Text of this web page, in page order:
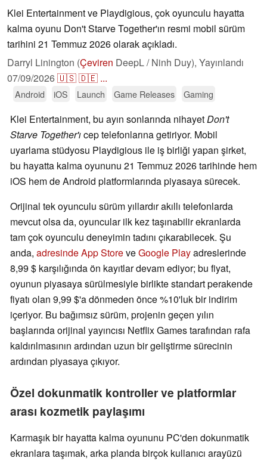
Klei Entertainment ve Playdigious, çok oyunculu hayatta
kalma oyunu Don't Starve Together'ın resmi mobil sürüm
tarihini 21 Temmuz 2026 olarak açıkladı.
Darryl Linington (Çeviren DeepL / Ninh Duy), Yayınlandı
07/09/2026🇺🇸🇩🇪 ...
Android iOS Launch Game Releases Gaming
Klei Entertainment, bu ayın sonlarında nihayetDon't
Starve Together'ıcep telefonlarına getiriyor. Mobil
uyarlama stüdyosu Playdigious ile iş birliği yapan şirket,
bu hayatta kalma oyununu 21 Temmuz 2026 tarihinde hem
iOS hem de Android platformlarında piyasaya sürecek.
Orijinal tek oyunculu sürüm yıllardır akıllı telefonlarda
mevcut olsa da, oyuncular ilk kez taşınabilir ekranlarda
tam çok oyunculu deneyimin tadını çıkarabilecek. Şu
anda, adresinde App StoreveGoogle Playadreslerinde
8,99 $ karşılığında ön kayıtlar devam ediyor; bu fiyat,
oyunun piyasaya sürülmesiyle birlikte standart perakende
fiyatı olan 9,99 $'a dönmeden önce %10'luk bir indirim
içeriyor. Bu bağımsız sürüm, projenin geçen yılın
başlarında orijinal yayıncısı Netflix Games tarafından rafa
kaldırılmasının ardından uzun bir geliştirme sürecinin
ardından piyasaya çıkıyor.
Özel dokunmatik kontroller ve platformlar
arası kozmetik paylaşımı
Karmaşık bir hayatta kalma oyununu PC'den dokunmatik
ekranlara taşımak, arka planda birçok kullanıcı arayüzü